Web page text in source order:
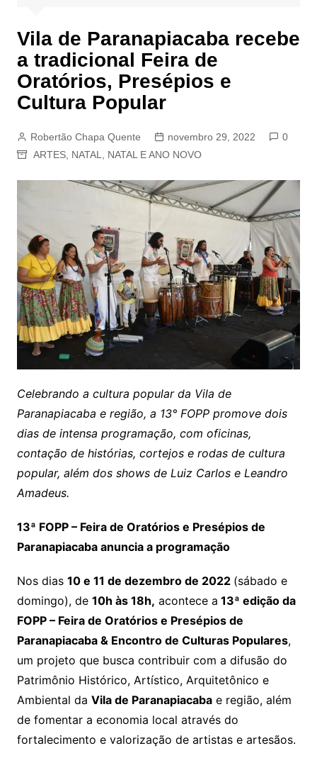
Vila de Paranapiacaba recebe
a tradicional Feira de
Oratórios, Presépios e
Cultura Popular
Robertão Chapa Quente novembro 29, 2022
0
ARTES, NATAL NATAL E ANO NOVO
Celebrando a cultura popular da Vila de
Paranapiacaba e região, a 13° FOPP promove dois
dias de intensa programação, com oficinas,
contação de histórias, cortejos e rodas de cultura
popular, além dos shows de Luiz Carlos e Leandro
Amadeus.
13ª FOPP – Feira de Oratórios e Presépios de
Paranapiacaba anuncia a programação
Nos dias 10 e 11 de dezembro de 2022 (sábado e
domingo), de 10h às 18h, acontece a 13ª edição da
FOPP – Feira de Oratórios e Presépios de
Paranapiacaba & Encontro de Culturas Populares,
um projeto que busca contribuir com a difusão do
Patrimônio Histórico, Artístico, Arquitetônico e
Ambiental da Vila de Paranapiacabae região, além
de fomentar a economia local através do
fortalecimento e valorização de artistas e artesãos.